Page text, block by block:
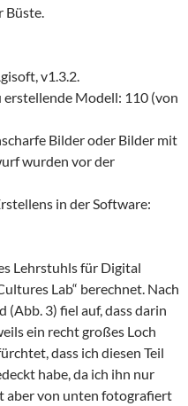
Büste.
v1.3.2.
erstellende Modell: 110 (von
Bilder oder Bilder mit
wurden vor der
in der Software:
Lehrstuhls für Digital
Lab“ berechnet. Nach
3) fiel auf, dass darin
ein recht großes Loch
dass ich diesen Teil
habe, da ich ihn nur
aber von unten fotografiert